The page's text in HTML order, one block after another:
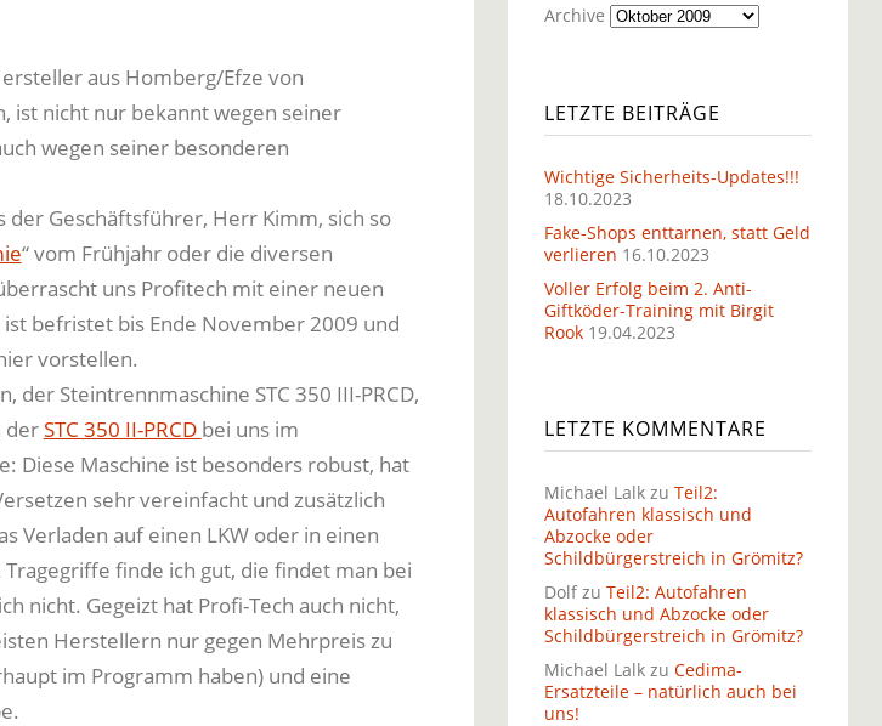
aus Homberg/Efze von
ist nicht nur bekannt wegen seiner
wegen seiner besonderen
Geschäftsführer, Herr Kimm, sich so
“ vom Frühjahr oder die diversen
uns Profitech mit einer neuen
befristet bis Ende November 2009 und
vorstellen.
der Steintrennmaschine STC 350 III-PRCD,
derSTC 350 II-PRCD bei uns im
Diese Maschine ist besonders robust, hat
sehr vereinfacht und zusätzlich
Verladen auf einen LKW oder in einen
finde ich gut, die findet man bei
nicht. Gegeizt hat Profi-Tech auch nicht,
Herstellern nur gegen Mehrpreis zu
im Programm haben) und eine
Archive
LETZTE BEITRÄGE
Wichtige Sicherheits-Updates!!!
18.10.2023
Fake-Shops enttarnen, statt Geld
verlieren 16.10.2023
Voller Erfolg beim 2. Anti-
Giftköder-Training mit Birgit
Rook 19.04.2023
LETZTE KOMMENTARE
Michael Lalkzu Teil2:
Autofahren klassisch und
Abzocke oder
Schildbürgerstreich in Grömitz?
Dolfzu Teil2: Autofahren
klassisch und Abzocke oder
Schildbürgerstreich in Grömitz?
Michael Lalkzu Cedima-
Ersatzteile – natürlich auch bei
uns!